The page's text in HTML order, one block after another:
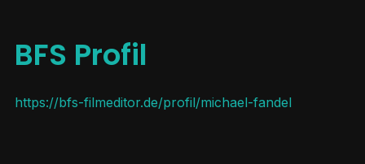
BFS Profil
https://bfs-filmeditor.de/profil/michael-fandel